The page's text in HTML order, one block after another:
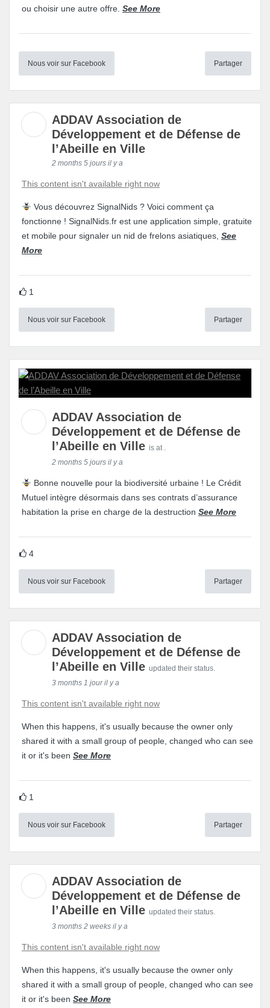
ou choisir une autre offre. See More
Nous voir sur Facebook Partager
ADDAV Association de
Développement et de Défense de
l’Abeille en Ville
2 months 5 jours il y a
This content isn't available right now
Vous découvrez SignalNids ? Voici comment ça
fonctionne ! SignalNids.fr est une application simple, gratuite
et mobile pour signaler un nid de frelons asiatiques, See
More
1
Nous voir sur Facebook Partager
ADDAV Association de
Développement et de Défense de
l’Abeille en Ville is at .
2 months 5 jours il y a
Bonne nouvelle pour la biodiversité urbaine ! Le Crédit
Mutuel intègre désormais dans ses contrats d’assurance
habitation la prise en charge de la destruction See More
4
Nous voir sur Facebook Partager
ADDAV Association de
Développement et de Défense de
l’Abeille en Ville updated their status.
3 months 1 jour il y a
This content isn't available right now
When this happens, it's usually because the owner only
shared it with a small group of people, changed who can see
it or it's been See More
1
Nous voir sur Facebook Partager
ADDAV Association de
Développement et de Défense de
l’Abeille en Ville updated their status.
3 months 2 weeks il y a
This content isn't available right now
When this happens, it's usually because the owner only
shared it with a small group of people, changed who can see
it or it's been See More